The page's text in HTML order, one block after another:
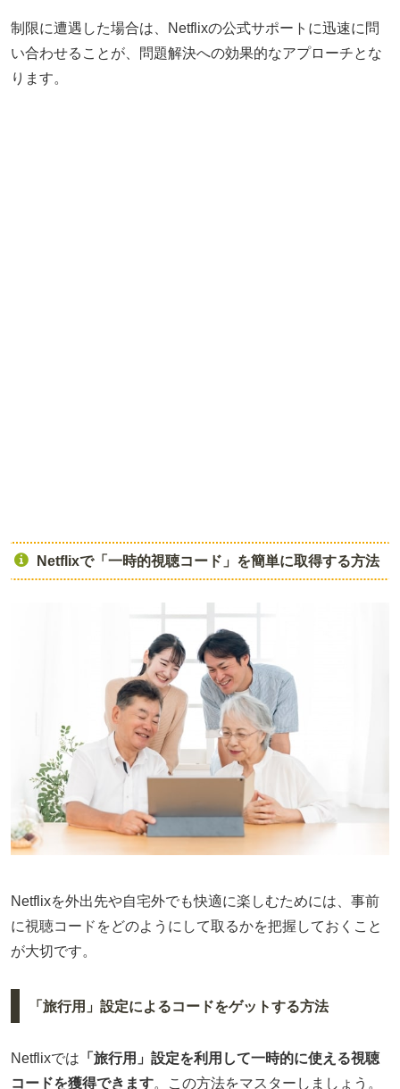
制限に遭遇した場合は、Netflixの公式サポートに迅速に問
い合わせることが、問題解決への効果的なアプローチとな
ります。
Netflixで「一時的視聴コード」を簡単に取得する方法
Netflixを外出先や自宅外でも快適に楽しむためには、事前
に視聴コードをどのようにして取るかを把握しておくこと
が大切です。
「旅行用」設定によるコードをゲットする方法
Netflixでは 「旅行用」設定を利用して一時的に使える視聴
コードを獲得できます。この方法をマスターしましょう。